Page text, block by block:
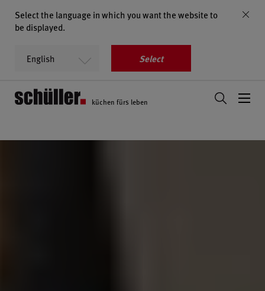
Select the language in which you want the website to
be displayed.
Select
küchen fürs leben